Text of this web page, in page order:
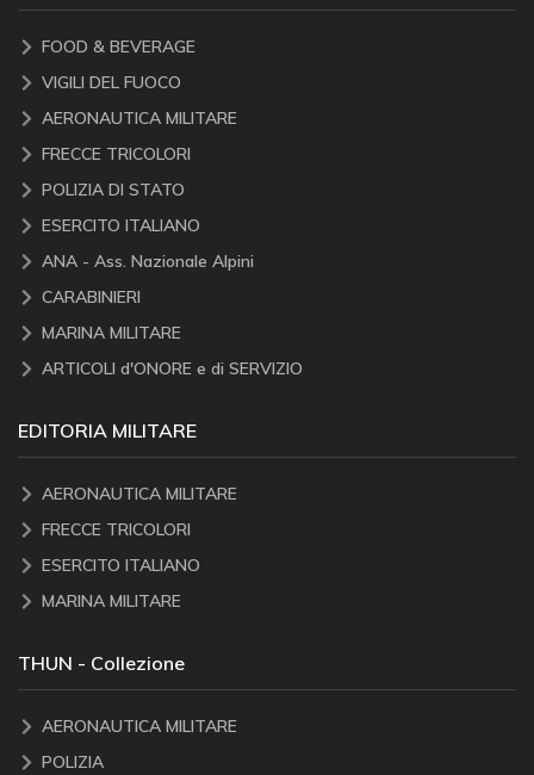
FOOD & BEVERAGE
VIGILI DEL FUOCO
AERONAUTICA MILITARE
FRECCE TRICOLORI
POLIZIA DI STATO
ESERCITO ITALIANO
ANA - Ass. Nazionale Alpini
CARABINIERI
MARINA MILITARE
ARTICOLI d'ONORE e di SERVIZIO
EDITORIA MILITARE
AERONAUTICA MILITARE
FRECCE TRICOLORI
ESERCITO ITALIANO
MARINA MILITARE
THUN - Collezione
AERONAUTICA MILITARE
POLIZIA